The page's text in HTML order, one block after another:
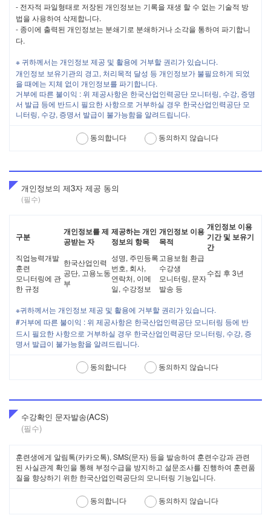
제 9조 서비스의 이용시간
서비스의 이용은 연중무휴 1일 24시간을 원칙으로 합니다. 다만,
전 또는 사후에 이를 공지합니다.
회사는 서비스를 일정범위로 분할하여 각 범위 별로 이용 가능한
시간을 별도로 정할 수 있으며 이 경우 그 내용을 공지합니다.
회사는 변경될 서비스의 내용 및 제공일자를 회원에게 통지하고
서비스를 변경하여 제공할 수 있습니다.
회사가 통제하기 곤란한 사정으로 불가피하게 서비스 중단
새로운 서비스로의 교체 등 회사가 적절하다고 판단하는
경우
기타 정전, 천재지변, 국가비상사태 등 불가항력적 사유가
있는 경우
회사는 제2항에 의한 서비스 중단의 경우에는 회원에게 그 사실
을 사전에 통지합니다. 다만, 회사가 통제할 수 없는 사유로 인한
서비스의 중단으로 인하여 사전 통지가 불가능한 경우에는 예외
회사는 회사의 고의 또는 중대한 과실로 인하여 서비스가 중단되
어 회원이 이미 결제한 유료 서비스를 이용할 수 없을 경우에는
당해 유료 서비스의 잔여기간을 보상하는 방식으로 회원에게 보
상합니다.
며, 회원이 ID와 PASSWORD를 소홀히 관리하거나 무단양도, 대
여 등을 하여 발생하는 손해와 피해의 책임은 회원에게 있으므로
각별히 주의해야 합니다.
원의 안내에 따르도록 합니다.
회사는 사이트 통합, 회사의 중요정책 변경에 따라 ID의 본질적인
부분을 변경하지 아니하는 방법으로 ID를 일괄 변경할 수 있습니
다. 이 경우 회사는 사전 그 변경사실을 통지합니다.
- 전자적 파일형태로 저장된 개인정보는 기록을 재생 할 수 없는 기술적 방
법을 사용하여 삭제합니다.
- 종이에 출력된 개인정보는 분쇄기로 분쇄하거나 소각을 통하여 파기합니
다.
※귀하께서는 개인정보 제공 및 활용에 거부할 권리가 있습니다.
개인정보 보유기관의 경고, 처리목적 달성 등 개인정보가 불필요하게 되었
을 때에는 지체 없이 개인정보를 파기합니다.
거부에 따른 불이익 : 위 제공사항은 한국산업인력공단 모니터링, 수강, 증명
서 발급 등에 반드시 필요한 사항으로 거부하실 경우 한국산업인력공단 모
니터링, 수강, 증명서 발급이 불가능함을 알려드립니다.
동의합니다 동의하지 않습니다
개인정보의 제3자 제공 동의
(필수)
구분
개인정보를 제
공받는 자
제공하는 개인
정보의 항목
개인정보 이용
목적
개인정보 이용
기간 및 보유기
간
직업능력개발
훈련
모니터링에 관
한 규정
한국산업인력
공단, 고용노동
부
성명, 주민등록
번호, 회사,
연락처, 이메
일, 수강정보
고용보험 환급
수강생
모니터링, 문자
발송 등
수집 후 3년
※귀하께서는 개인정보 제공 및 활용에 거부할 권리가 있습니다.
#거부에 따른 불이익 : 위 제공사항은 한국산업인력공단 모니터링 등에 반
드시 필요한 사항으로 거부하실 경우 한국산업인력공단 모니터링, 수강, 증
명서 발급이 불가능함을 알려드립니다.
동의합니다 동의하지 않습니다
수강확인 문자발송(ACS)
(필수)
훈련생에게 알림톡(카카오톡), SMS(문자) 등을 발송하여 훈련수강과 관련
된 사실관계 확인을 통해 부정수급을 방지하고 설문조사를 진행하여 훈련품
질을 향상하기 위한 한국산업인력공단의 모니터링 기능입니다.
동의합니다 동의하지 않습니다